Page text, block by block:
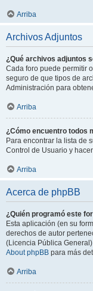
Arriba
Archivos Adjuntos
¿Qué archivos adjuntos
Cada foro puede permitir
seguro de que tipos de
Administración para
Arriba
¿Cómo encuentro todos
Para encontrar la lista de
Control de Usuario y
Arriba
Acerca de phpBB
¿Quién programó este
Esta aplicación (en su
derechos de autor
(Licencia Pública
About phpBB para más
Arriba